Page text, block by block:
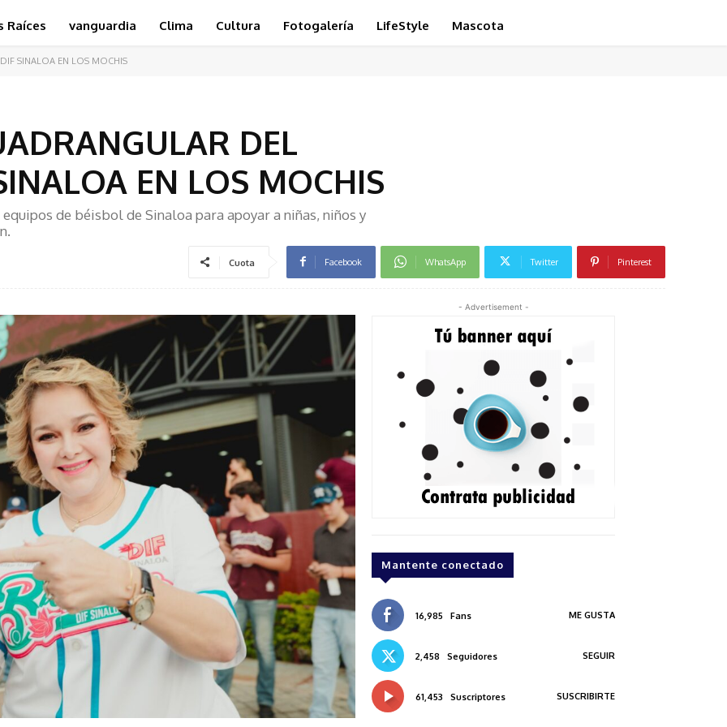
Raíces vanguardia Clima Cultura Fotogalería LifeStyle Mascota
SINALOA EN LOS MOCHIS
DEL
EN LOS MOCHIS
de béisbol de Sinaloa para apoyar a niñas, niños y
Cuota Facebook WhatsApp Twitter Pinterest
- Advertisement -
Mantente conectado
16,985 Fans ME GUSTA
2,458 Seguidores SEGUIR
61,453 Suscriptores SUSCRIBIRTE